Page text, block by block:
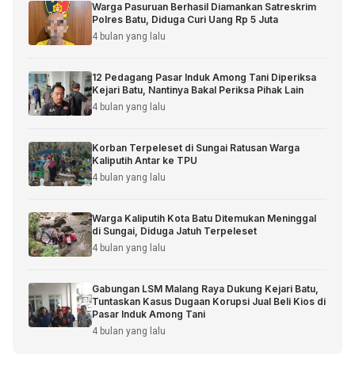
Warga Pasuruan Berhasil Diamankan Satreskrim
Polres Batu, Diduga Curi Uang Rp 5 Juta
4 bulan yang lalu
12 Pedagang Pasar Induk Among Tani Diperiksa
Kejari Batu, Nantinya Bakal Periksa Pihak Lain
4 bulan yang lalu
Korban Terpeleset di Sungai Ratusan Warga
Kaliputih Antar ke TPU
4 bulan yang lalu
Warga Kaliputih Kota Batu Ditemukan Meninggal
di Sungai, Diduga Jatuh Terpeleset
4 bulan yang lalu
Gabungan LSM Malang Raya Dukung Kejari Batu,
Tuntaskan Kasus Dugaan Korupsi Jual Beli Kios di
Pasar Induk Among Tani
4 bulan yang lalu